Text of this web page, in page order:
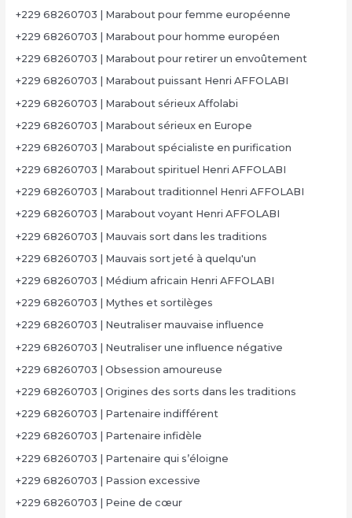
+229 68260703 | Marabout pour femme européenne
+229 68260703 | Marabout pour homme européen
+229 68260703 | Marabout pour retirer un envoûtement
+229 68260703 | Marabout puissant Henri AFFOLABI
+229 68260703 | Marabout sérieux Affolabi
+229 68260703 | Marabout sérieux en Europe
+229 68260703 | Marabout spécialiste en purification
+229 68260703 | Marabout spirituel Henri AFFOLABI
+229 68260703 | Marabout traditionnel Henri AFFOLABI
+229 68260703 | Marabout voyant Henri AFFOLABI
+229 68260703 | Mauvais sort dans les traditions
+229 68260703 | Mauvais sort jeté à quelqu'un
+229 68260703 | Médium africain Henri AFFOLABI
+229 68260703 | Mythes et sortilèges
+229 68260703 | Neutraliser mauvaise influence
+229 68260703 | Neutraliser une influence négative
+229 68260703 | Obsession amoureuse
+229 68260703 | Origines des sorts dans les traditions
+229 68260703 | Partenaire indifférent
+229 68260703 | Partenaire infidèle
+229 68260703 | Partenaire qui s’éloigne
+229 68260703 | Passion excessive
+229 68260703 | Peine de cœur